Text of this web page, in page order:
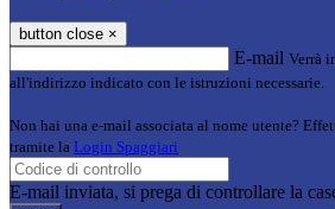
button close ×
E-mail Verrà
all'indirizzo indicato con le istruzioni necessarie.
Non hai una e-mail associata al nome utente?
tramite la Login Spaggiari
E-mail inviata, si prega di controllare la